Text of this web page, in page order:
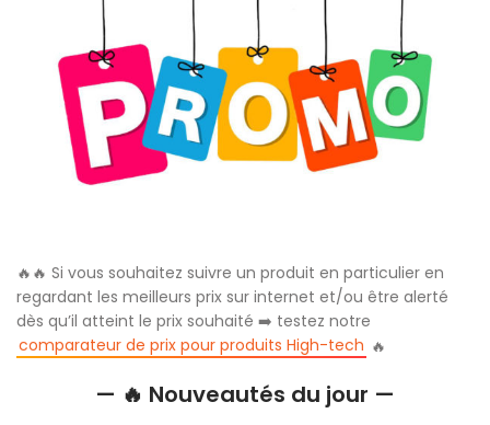
🔥🔥 Si vous souhaitez suivre un produit en particulier en
regardant les meilleurs prix sur internet et/ou être alerté
dès qu’il atteint le prix souhaité ➡️ testez notre
comparateur de prix pour produits High-tech 🔥
— 🔥 Nouveautés du jour —